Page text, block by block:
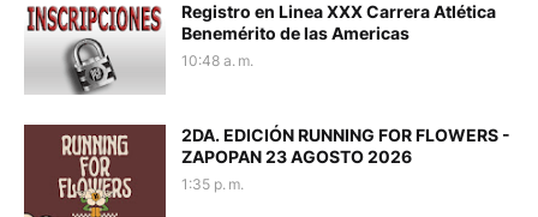
Registro en Linea XXX Carrera Atlética
Benemérito de las Americas
10:48 a. m.
2DA. EDICIÓN RUNNING FOR FLOWERS -
ZAPOPAN 23 AGOSTO 2026
1:35 p. m.